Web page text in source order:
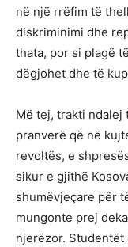
në një rrëfim të
diskriminimi dhe
thata, por si plagë
dëgjohet dhe të
Më tej, trakti ndalej
pranverë që në
revoltës, e
sikur e gjithë
shumëvjeçare për
mungonte prej
njerëzor.